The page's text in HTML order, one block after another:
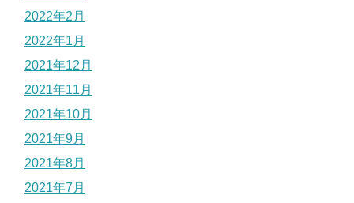
2022年2月
2022年1月
2021年12月
2021年11月
2021年10月
2021年9月
2021年8月
2021年7月